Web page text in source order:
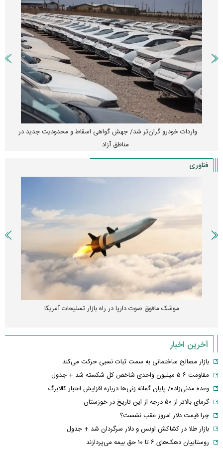
واردات خودرو گران‌تر شد/ جهش گواهی اسقاط و محدودیت جدید در
مناطق آزاد
فناوری
موشک مافوق صوت دارپا در راه بازار تسلیحات آمریکا
آخرین اخبار
بازار مصالح ساختمانی به سمت ثبات نسبی حرکت می‌کند
مقاومت ۵.۶ میلیون واحدی شاخص کل شکسته شد + جدول
وعده مدنی‌زاده/ پایان گمانه زنی‌ها درباره افزایش اعتبار کالابرگ
گرمای بالاتر از ۵۰ درجه از این تاریخ در خوزستان
چرا قیمت دلار امروز عقب نشست؟
بازار طلا در کشاکش اونس و دلار سرگردان شد + جدول
روستاییان دهک‌های ۶ تا ۱۰ حق بیمه می‌پردازند